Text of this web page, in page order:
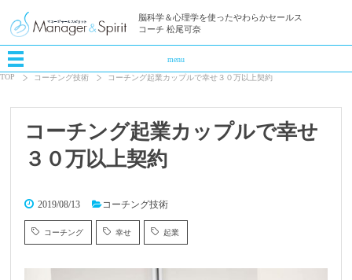
脳科学＆心理学を使ったやわらかセールス
コーチ 松尾可奈
menu
TOP
コーチング技術 コーチング起業カップルで幸せ３０万以上契約
コーチング起業カップルで幸せ
３０万以上契約
2019/08/13 コーチング技術
コーチング 幸せ 起業